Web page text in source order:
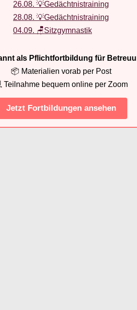
26.08. 💡Gedächtnistraining
28.08. 💡Gedächtnistraining
04.09. 🪑Sitzgymnastik
als Pflichtfortbildung für
📦 Materialien vorab per Post
Teilnahme bequem online per Zoom
Jetzt Fortbildungen ansehen